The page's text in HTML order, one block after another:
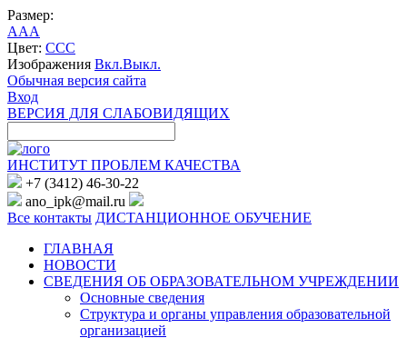
Размер:
AAA
Цвет: CCC
Изображения Вкл.Выкл.
Обычная версия сайта
Вход
ВЕРСИЯ ДЛЯ СЛАБОВИДЯЩИХ
ИНСТИТУТ ПРОБЛЕМ КАЧЕСТВА
+7 (3412) 46-30-22
ano_ipk@mail.ru
Все контакты ДИСТАНЦИОННОЕ ОБУЧЕНИЕ
ГЛАВНАЯ
НОВОСТИ
СВЕДЕНИЯ ОБ ОБРАЗОВАТЕЛЬНОМ УЧРЕЖДЕНИИ
Основные сведения
Структура и органы управления образовательной
организацией